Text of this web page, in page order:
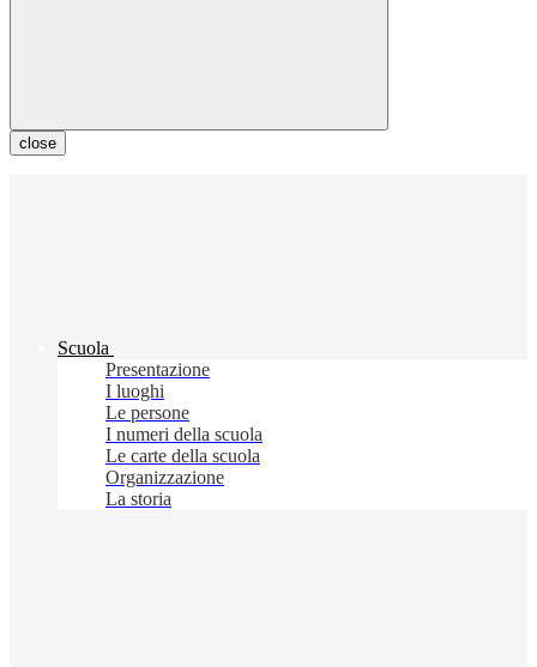
close
Scuola
Presentazione
I luoghi
Le persone
I numeri della scuola
Le carte della scuola
Organizzazione
La storia